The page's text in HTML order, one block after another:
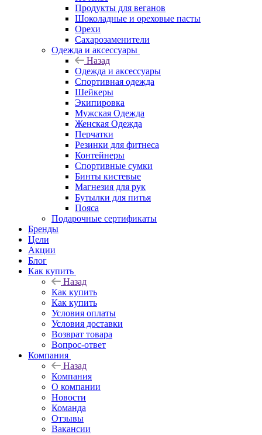
Продукты для веганов
Шоколадные и ореховые пасты
Орехи
Сахарозаменители
Одежда и аксессуары
Назад
Одежда и аксессуары
Спортивная одежда
Шейкеры
Экипировка
Мужская Одежда
Женская Одежда
Перчатки
Резинки для фитнеса
Контейнеры
Спортивные сумки
Бинты кистевые
Магнезия для рук
Бутылки для питья
Пояса
Подарочные сертификаты
Бренды
Цели
Акции
Блог
Как купить
Назад
Как купить
Как купить
Условия оплаты
Условия доставки
Возврат товара
Вопрос-ответ
Компания
Назад
Компания
О компании
Новости
Команда
Отзывы
Вакансии